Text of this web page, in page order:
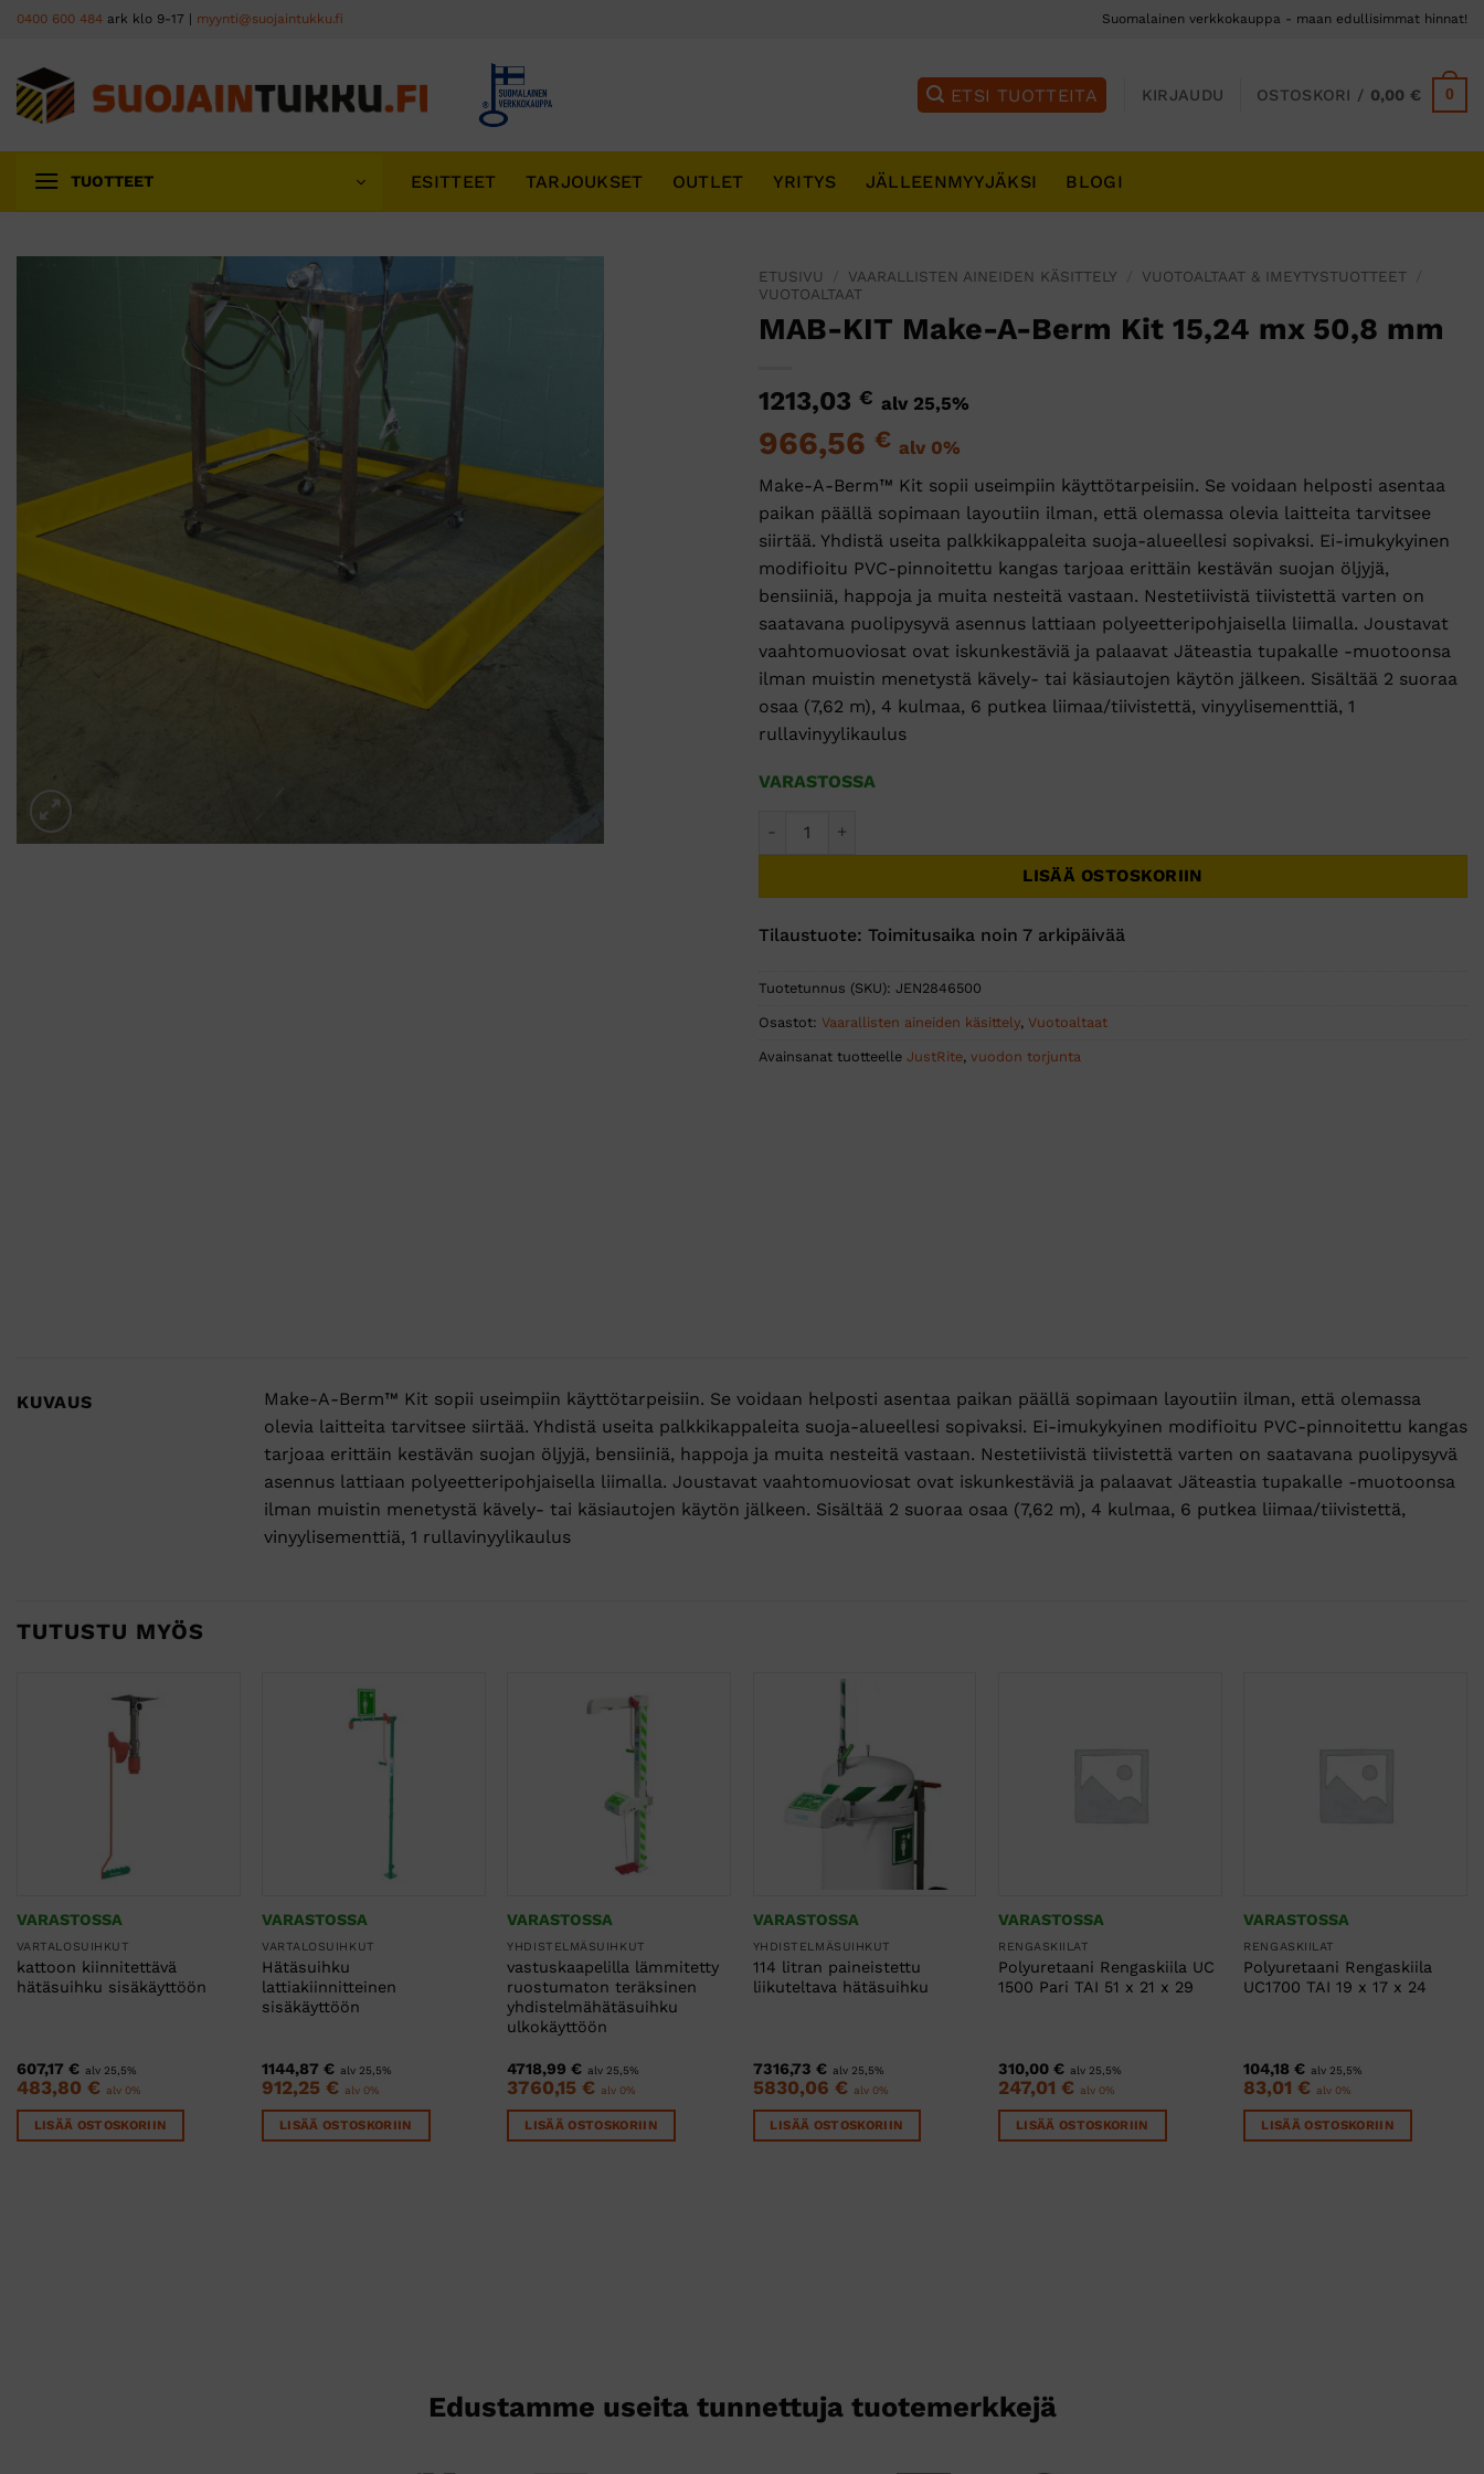
Skip
content
0400 600 484 ark klo 9-17 | myynti@suojaintukku.fi Suomalainen verkkokauppa - maan edullisimmat hinnat!
KIRJAUDU OSTOSKORI / 0,00€ 0
TUOTTEET ESITTEET TARJOUKSET OUTLET YRITYS JÄLLEENMYYJÄKSI BLOGI
ETUSIVU VAARALLISTEN AINEIDEN KÄSITTELY VUOTOALTAAT & IMEYTYSTUOTTEET
VUOTOALTAAT
MAB-KIT Make-A-Berm Kit 15,24 mx 50,8 mm
1213,03 € alv 25,5%
966,56 € alv 0%
Make-A-Berm™ Kit sopii useimpiin käyttötarpeisiin. Se voidaan helposti asentaa
paikan päällä sopimaan layoutiin ilman, että olemassa olevia laitteita tarvitsee
siirtää. Yhdistä useita palkkikappaleita suoja-alueellesi sopivaksi. Ei-imukykyinen
modifioitu PVC-pinnoitettu kangas tarjoaa erittäin kestävän suojan öljyjä,
bensiiniä, happoja ja muita nesteitä vastaan. Nestetiivistä tiivistettä varten on
saatavana puolipysyvä asennus lattiaan polyeetteripohjaisella liimalla. Joustavat
vaahtomuoviosat ovat iskunkestäviä ja palaavat Jäteastia tupakalle -muotoonsa
ilman muistin menetystä kävely- tai käsiautojen käytön jälkeen. Sisältää 2 suoraa
osaa (7,62 m), 4 kulmaa, 6 putkea liimaa/tiivistettä, vinyylisementtiä, 1
rullavinyylikaulus
VARASTOSSA
LISÄÄ OSTOSKORIIN
Tilaustuote: Toimitusaika noin 7 arkipäivää
Tuotetunnus (SKU): JEN2846500
Osastot: Vaarallisten aineiden käsittely, Vuotoaltaat
Avainsanat tuotteelle JustRite, vuodon torjunta
KUVAUS
Make-A-Berm™ Kit sopii useimpiin käyttötarpeisiin. Se voidaan helposti asentaa paikan päällä sopimaan layoutiin ilman, että olemassa
olevia laitteita tarvitsee siirtää. Yhdistä useita palkkikappaleita suoja-alueellesi sopivaksi. Ei-imukykyinen modifioitu PVC-pinnoitettu kangas
tarjoaa erittäin kestävän suojan öljyjä, bensiiniä, happoja ja muita nesteitä vastaan. Nestetiivistä tiivistettä varten on saatavana puolipysyvä
asennus lattiaan polyeetteripohjaisella liimalla. Joustavat vaahtomuoviosat ovat iskunkestäviä ja palaavat Jäteastia tupakalle -muotoonsa
ilman muistin menetystä kävely- tai käsiautojen käytön jälkeen. Sisältää 2 suoraa osaa (7,62 m), 4 kulmaa, 6 putkea liimaa/tiivistettä,
vinyylisementtiä, 1 rullavinyylikaulus
TUTUSTU MYÖS
VARASTOSSA
VARTALOSUIHKUT
kattoon kiinnitettävä
hätäsuihku sisäkäyttöön
607,17 € alv 25,5%
483,80 € alv 0%
LISÄÄ OSTOSKORIIN
VARASTOSSA
VARTALOSUIHKUT
Hätäsuihku
lattiakiinnitteinen
sisäkäyttöön
1144,87€ alv 25,5%
912,25€ alv 0%
LISÄÄ OSTOSKORIIN
VARASTOSSA
YHDISTELMÄSUIHKUT
vastuskaapelilla lämmitetty
ruostumaton teräksinen
yhdistelmähätäsuihku
ulkokäyttöön
4718,99€ alv 25,5%
3760,15€ alv 0%
LISÄÄ OSTOSKORIIN
VARASTOSSA
YHDISTELMÄSUIHKUT
114 litran paineistettu
liikuteltava hätäsuihku
7316,73 € alv 25,5%
5830,06 € alv 0%
LISÄÄ OSTOSKORIIN
VARASTOSSA
RENGASKIILAT
Polyuretaani Rengaskiila UC
1500 Pari TAI 51 x 21 x 29
310,00€ alv 25,5%
247,01€ alv 0%
LISÄÄ OSTOSKORIIN
VARASTOSSA
RENGASKIILAT
Polyuretaani Rengaskiila
UC1700 TAI 19 x 17 x 24
104,18€ alv 25,5%
83,01€ alv 0%
LISÄÄ OSTOSKORIIN
Edustamme useita tunnettuja tuotemerkkejä